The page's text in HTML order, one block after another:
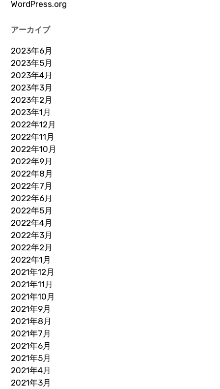
WordPress.org
アーカイブ
2023年6月
2023年5月
2023年4月
2023年3月
2023年2月
2023年1月
2022年12月
2022年11月
2022年10月
2022年9月
2022年8月
2022年7月
2022年6月
2022年5月
2022年4月
2022年3月
2022年2月
2022年1月
2021年12月
2021年11月
2021年10月
2021年9月
2021年8月
2021年7月
2021年6月
2021年5月
2021年4月
2021年3月